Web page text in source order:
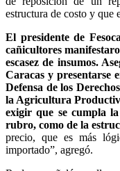
estructura de costo y que
El presidente de
cañicultores
escasez de insumos.
Caracas y presentarse
Defensa de los
la Agricultura
exigir que se cumpla
rubro, como de la
precio, que es más
importado”, agregó.